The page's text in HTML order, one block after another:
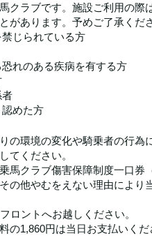
クラブです。施設ご利用の
があります。予めご了承くだ
じられている方
れのある疾病を有する方
者
めた方
の環境の変化や騎乗者の行
てください。
馬クラブ傷害保障制度一口券
の他やむをえない理由によ
ロントへお越しください。
の1,860円は当日お支払いく